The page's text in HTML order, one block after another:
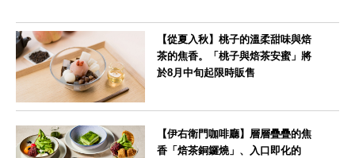
【從夏入秋】桃子的溫柔甜味與焙
茶的焦香。「桃子與焙茶安蜜」將
於8月中旬起限時販售
【伊右衛門咖啡廳】層層疊疊的焦
香「焙茶銅鑼燒」、入口即化的